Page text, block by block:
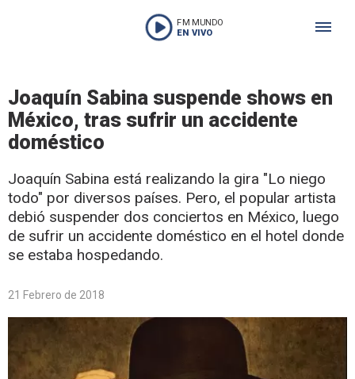
FM MUNDO
EN VIVO
Joaquín Sabina suspende shows en
México, tras sufrir un accidente
doméstico
Joaquín Sabina está realizando la gira "Lo niego
todo" por diversos países. Pero, el popular artista
debió suspender dos conciertos en México, luego
de sufrir un accidente doméstico en el hotel donde
se estaba hospedando.
21 Febrero de 2018